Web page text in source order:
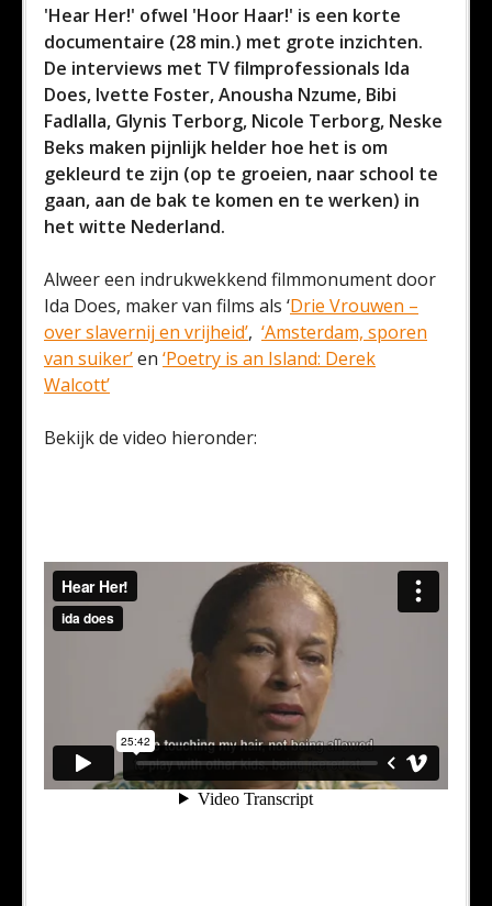
'Hear Her!' ofwel 'Hoor Haar!' is een korte
documentaire (28 min.) met grote inzichten.
De interviews met TV filmprofessionals Ida
Does, Ivette Foster, Anousha Nzume, Bibi
Fadlalla, Glynis Terborg, Nicole Terborg, Neske
Beks maken pijnlijk helder hoe het is om
gekleurd te zijn (op te groeien, naar school te
gaan, aan de bak te komen en te werken) in
het witte Nederland.
Alweer een indrukwekkend filmmonument door
Ida Does, maker van films als ‘Drie Vrouwen –
over slavernij en vrijheid’, ‘Amsterdam, sporen
van suiker’en ‘Poetry is an Island: Derek
Walcott’
Bekijk de video hieronder: